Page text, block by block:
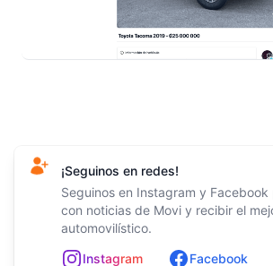
¡Seguinos en redes!
Seguinos en Instagram y
con noticias de Movi y recibir el
automovilístico.
Instagram Facebook